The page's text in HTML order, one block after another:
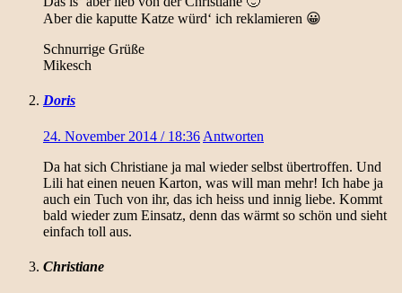
Aber die kaputte Katze würd‘ ich reklamieren 😀
Schnurrige Grüße
Mikesch
Doris
24. November 2014 / 18:36 Antworten
Da hat sich Christiane ja mal wieder selbst übertroffen. Und
Lili hat einen neuen Karton, was will man mehr! Ich habe ja
auch ein Tuch von ihr, das ich heiss und innig liebe. Kommt
bald wieder zum Einsatz, denn das wärmt so schön und sieht
einfach toll aus.
Christiane